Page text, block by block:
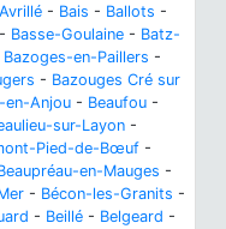
Avrillé - Bais - Ballots -
- Basse-Goulaine - Batz-
Bazoges-en-Paillers -
- Bazouges Cré sur
en-Anjou - Beaufou -
sur-Layon -
Pied-de-Bœuf -
en-Mauges -
- Bécon-les-Granits -
- Beillé - Belgeard -